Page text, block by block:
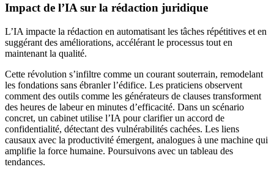
Impact de l’IA sur la rédaction juridique
L’IA impacte la rédaction en automatisant les tâches répétitives et en
suggérant des améliorations, accélérant le processus tout en
maintenant la qualité.
Cette révolution s’infiltre comme un courant souterrain, remodelant
les fondations sans ébranler l’édifice. Les praticiens observent
comment des outils comme les générateurs de clauses transforment
des heures de labeur en minutes d’efficacité. Dans un scénario
concret, un cabinet utilise l’IA pour clarifier un accord de
confidentialité, détectant des vulnérabilités cachées. Les liens
causaux avec la productivité émergent, analogues à une machine qui
amplifie la force humaine. Poursuivons avec un tableau des
tendances.